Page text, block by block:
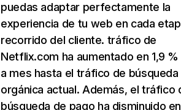
puedas adaptar perfectamente la
experiencia de tu web en cada
recorrido del cliente. tráfico de
Netflix.com ha aumentado en 1,9
a mes hasta el tráfico de búsqueda
orgánica actual. Además, el tráfico
búsqueda de pago ha disminuido en